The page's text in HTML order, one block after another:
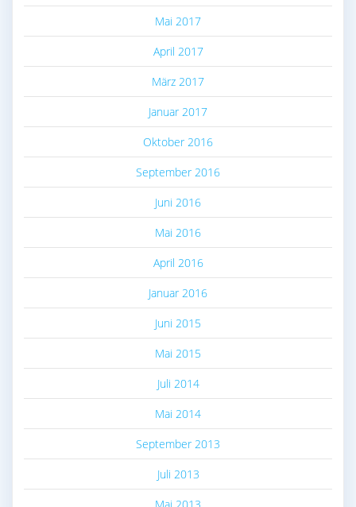
Mai 2017
April 2017
März 2017
Januar 2017
Oktober 2016
September 2016
Juni 2016
Mai 2016
April 2016
Januar 2016
Juni 2015
Mai 2015
Juli 2014
Mai 2014
September 2013
Juli 2013